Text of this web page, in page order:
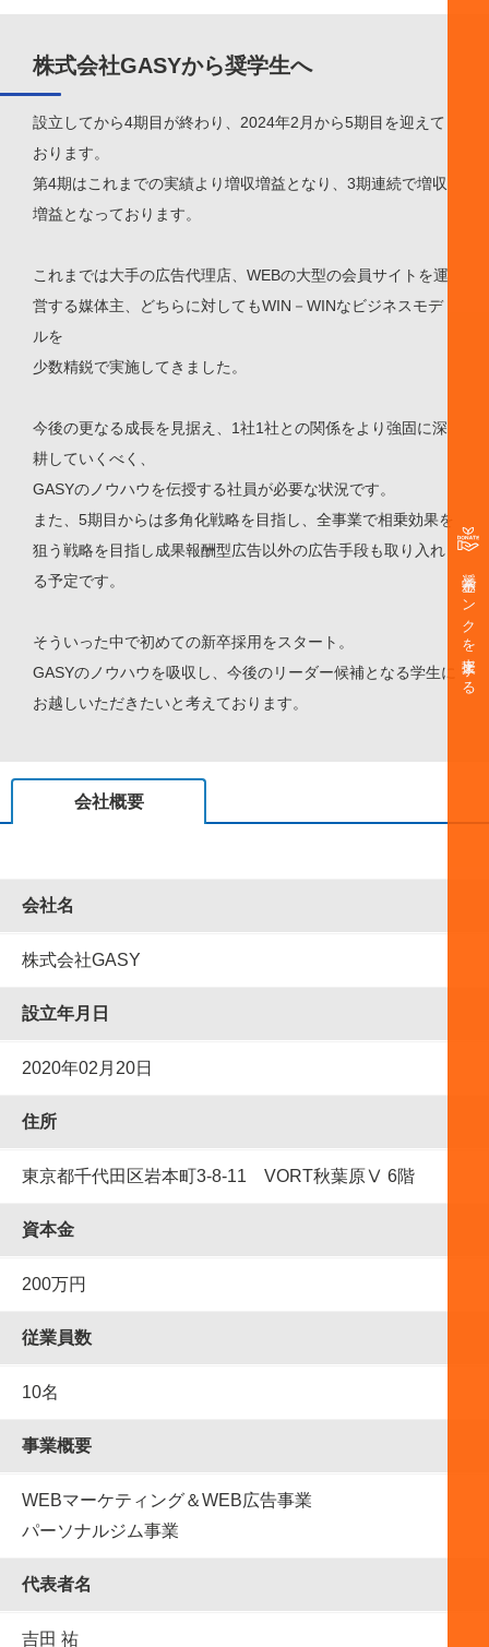
奨学金バンクを支援する
株式会社GASYから奨学生へ
設立してから4期目が終わり、2024年2月から5期目を迎えて
おります。
第4期はこれまでの実績より増収増益となり、3期連続で増収
増益となっております。
これまでは大手の広告代理店、WEBの大型の会員サイトを運
営する媒体主、どちらに対してもWIN－WINなビジネスモデ
ルを
少数精鋭で実施してきました。
今後の更なる成長を見据え、1社1社との関係をより強固に深
耕していくべく、
GASYのノウハウを伝授する社員が必要な状況です。
また、5期目からは多角化戦略を目指し、全事業で相乗効果を
狙う戦略を目指し成果報酬型広告以外の広告手段も取り入れ
る予定です。
そういった中で初めての新卒採用をスタート。
GASYのノウハウを吸収し、今後のリーダー候補となる学生に
お越しいただきたいと考えております。
会社概要
会社名
株式会社GASY
設⽴年⽉⽇
2020年02月20日
住所
東京都千代田区岩本町3-8-11 VORT秋葉原Ⅴ 6階
資本金
200万円
従業員数
10名
事業概要
WEBマーケティング＆WEB広告事業
パーソナルジム事業
代表者名
吉田 祐